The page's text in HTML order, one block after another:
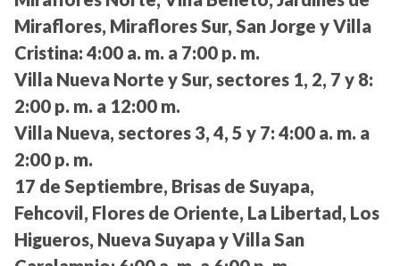
Miraflores, Miraflores Sur, San Jorge y Villa
Cristina: 4:00 a. m. a 7:00 p. m.
Villa Nueva Norte y Sur, sectores 1, 2, 7 y 8:
2:00 p. m. a 12:00 m.
Villa Nueva, sectores 3, 4, 5 y 7: 4:00 a. m. a
2:00 p. m.
17 de Septiembre, Brisas de Suyapa,
Fehcovil, Flores de Oriente, La Libertad, Los
Higueros, Nueva Suyapa y Villa San